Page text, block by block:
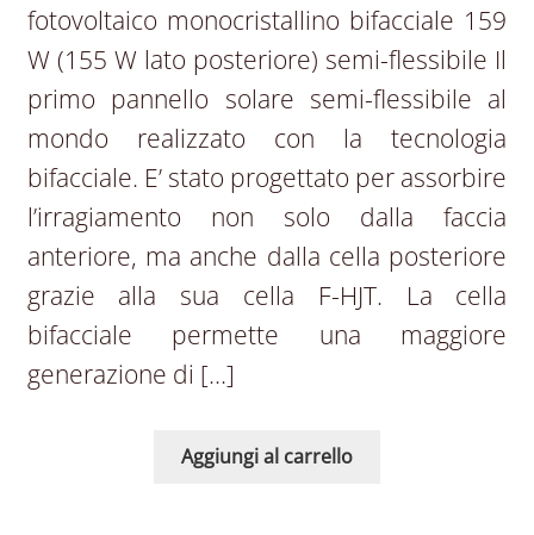
fotovoltaico monocristallino bifacciale 159
W (155 W lato posteriore) semi-flessibile Il
primo pannello solare semi-flessibile al
mondo realizzato con la tecnologia
bifacciale. E’ stato progettato per assorbire
l’irragiamento non solo dalla faccia
anteriore, ma anche dalla cella posteriore
grazie alla sua cella F-HJT. La cella
bifacciale permette una maggiore
generazione di […]
Aggiungi al carrello